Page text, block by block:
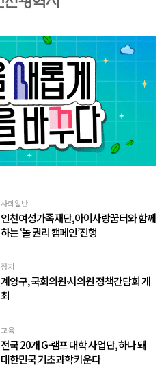
사회일반
인천여성가족재단, 아이사랑꿈터와 함께
하는 ‘놀 권리 캠페인’진행
정치
계양구, 국회의원·시의원 정책간담회 개
최
교육
전국 20개 G-램프 대학 사업단, 하나 돼
대한민국 기초과학 키운다